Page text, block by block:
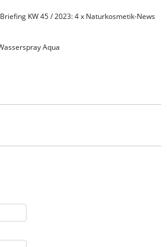
KW 45 / 2023: 4 x Naturkosmetik-News
Aqua